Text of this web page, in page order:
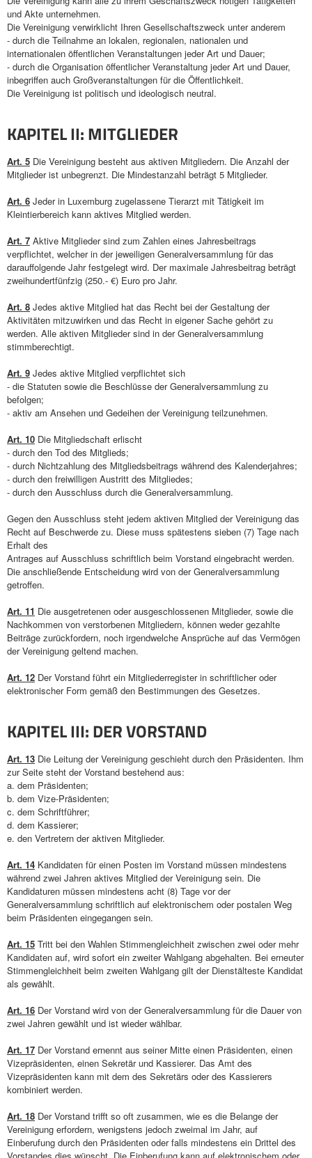
und Akte unternehmen.
Die Vereinigung verwirklicht Ihren Gesellschaftszweck unter anderem
- durch die Teilnahme an lokalen, regionalen, nationalen und
internationalen öffentlichen Veranstaltungen jeder Art und Dauer;
- durch die Organisation öffentlicher Veranstaltung jeder Art und Dauer,
inbegriffen auch Großveranstaltungen für die Öffentlichkeit.
Die Vereinigung ist politisch und ideologisch neutral.
KAPITEL II: MITGLIEDER
Art. 5 Die Vereinigung besteht aus aktiven Mitgliedern. Die Anzahl der
Mitglieder ist unbegrenzt. Die Mindestanzahl beträgt 5 Mitglieder.
Art. 6 Jeder in Luxemburg zugelassene Tierarzt mit Tätigkeit im
Kleintierbereich kann aktives Mitglied werden.
Art. 7 Aktive Mitglieder sind zum Zahlen eines Jahresbeitrags
verpflichtet, welcher in der jeweiligen Generalversammlung für das
darauffolgende Jahr festgelegt wird. Der maximale Jahresbeitrag beträgt
zweihundertfünfzig (250.- €) Euro pro Jahr.
Art. 8 Jedes aktive Mitglied hat das Recht bei der Gestaltung der
Aktivitäten mitzuwirken und das Recht in eigener Sache gehört zu
werden. Alle aktiven Mitglieder sind in der Generalversammlung
stimmberechtigt.
Art. 9 Jedes aktive Mitglied verpflichtet sich
- die Statuten sowie die Beschlüsse der Generalversammlung zu
befolgen;
- aktiv am Ansehen und Gedeihen der Vereinigung teilzunehmen.
Art. 10 Die Mitgliedschaft erlischt
- durch den Tod des Mitglieds;
- durch Nichtzahlung des Mitgliedsbeitrags während des Kalenderjahres;
- durch den freiwilligen Austritt des Mitgliedes;
- durch den Ausschluss durch die Generalversammlung.
Gegen den Ausschluss steht jedem aktiven Mitglied der Vereinigung das
Recht auf Beschwerde zu. Diese muss spätestens sieben (7) Tage nach
Erhalt des
Antrages auf Ausschluss schriftlich beim Vorstand eingebracht werden.
Die anschließende Entscheidung wird von der Generalversammlung
getroffen.
Art. 11 Die ausgetretenen oder ausgeschlossenen Mitglieder, sowie die
Nachkommen von verstorbenen Mitgliedern, können weder gezahlte
Beiträge zurückfordern, noch irgendwelche Ansprüche auf das Vermögen
der Vereinigung geltend machen.
Art. 12 Der Vorstand führt ein Mitgliederregister in schriftlicher oder
elektronischer Form gemäß den Bestimmungen des Gesetzes.
KAPITEL III: DER VORSTAND
Art. 13 Die Leitung der Vereinigung geschieht durch den Präsidenten. Ihm
zur Seite steht der Vorstand bestehend aus:
a. dem Präsidenten;
b. dem Vize-Präsidenten;
c. dem Schriftführer;
d. dem Kassierer;
e. den Vertretern der aktiven Mitglieder.
Art. 14 Kandidaten für einen Posten im Vorstand müssen mindestens
während zwei Jahren aktives Mitglied der Vereinigung sein. Die
Kandidaturen müssen mindestens acht (8) Tage vor der
Generalversammlung schriftlich auf elektronischem oder postalen Weg
beim Präsidenten eingegangen sein.
Art. 15 Tritt bei den Wahlen Stimmengleichheit zwischen zwei oder mehr
Kandidaten auf, wird sofort ein zweiter Wahlgang abgehalten. Bei erneuter
Stimmengleichheit beim zweiten Wahlgang gilt der Dienstälteste Kandidat
als gewählt.
Art. 16 Der Vorstand wird von der Generalversammlung für die Dauer von
zwei Jahren gewählt und ist wieder wählbar.
Art. 17 Der Vorstand ernennt aus seiner Mitte einen Präsidenten, einen
Vizepräsidenten, einen Sekretär und Kassierer. Das Amt des
Vizepräsidenten kann mit dem des Sekretärs oder des Kassierers
kombiniert werden.
Art. 18 Der Vorstand trifft so oft zusammen, wie es die Belange der
Vereinigung erfordern, wenigstens jedoch zweimal im Jahr, auf
Einberufung durch den Präsidenten oder falls mindestens ein Drittel des